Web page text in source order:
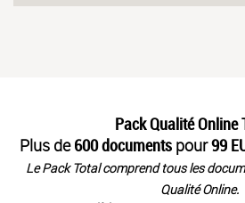
Pack Qualité Online
Plus de600 documentspour99
Le Pack Total comprend tous les
Qualité Online.